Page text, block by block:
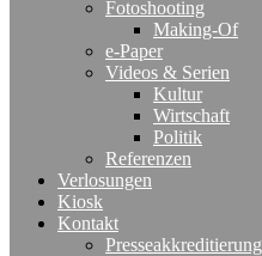
Fotoshooting
Making-Of
e-Paper
Videos & Serien
Kultur
Wirtschaft
Politik
Referenzen
Verlosungen
Kiosk
Kontakt
Presseakkreditierung